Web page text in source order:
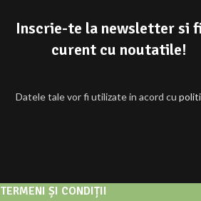
Inscrie-te la newsletter si
curent cu noutatile!
Datele tale vor fi utilizate in acord cu
TERMENI ȘI CONDIȚII